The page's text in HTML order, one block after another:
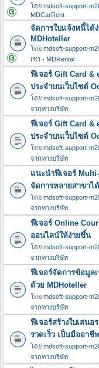
โดย mdsoft-support-
MDCarRent
จัดการใบแจ้งหนี้ได้
MDHoteller
โดย mdsoft-support-
เช่า - MDRental
ฟีเจอร์ Gift Card &
ประจำบนเว็บไซต์
โดย mdsoft-support-
จากทางบริษัท
ฟีเจอร์ Gift Card &
ประจำบนเว็บไซต์
โดย mdsoft-support-
จากทางบริษัท
แนะนำฟีเจอร์
จัดการหลายสาขาไ
โดย mdsoft-support-
จากทางบริษัท
ฟีเจอร์ Online
ออนไลน์ให้ง่ายขึ้น
โดย mdsoft-support-
จากทางบริษัท
ฟีเจอร์จัดการข้อมูล
ด้วย MDHoteller
โดย mdsoft-support-
จากทางบริษัท
ฟีเจอร์สร้างใบเสน
รวดเร็ว เป็นมืออาชี
โดย mdsoft-support-
จากทางบริษัท